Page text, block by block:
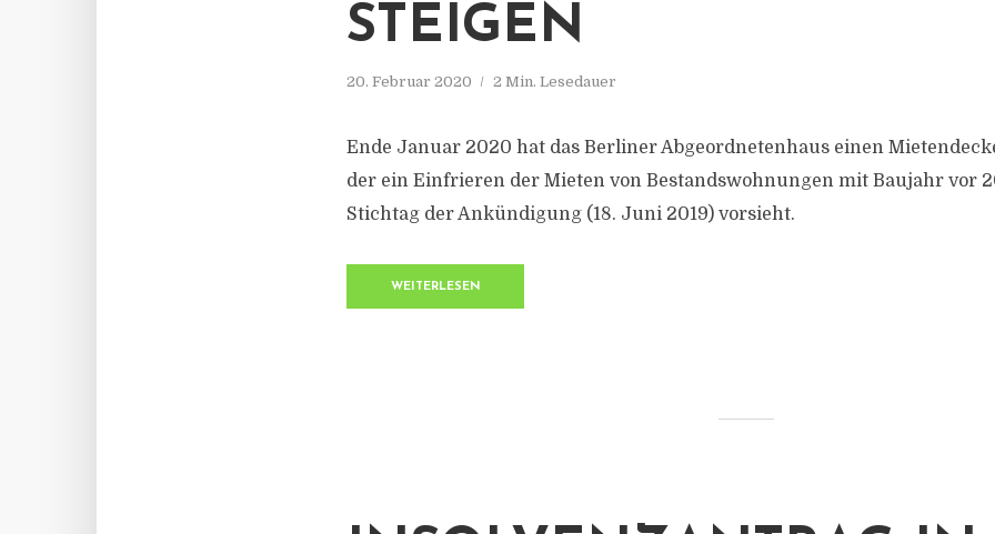
STEIGEN
20. Februar 2020 2 Min. Lesedauer
Ende Januar 2020 hat das Berliner Abgeordnetenhaus einen
der ein Einfrieren der Mieten von Bestandswohnungen mit Baujahr vor
Stichtag der Ankündigung (18. Juni 2019) vorsieht.
WEITERLESEN